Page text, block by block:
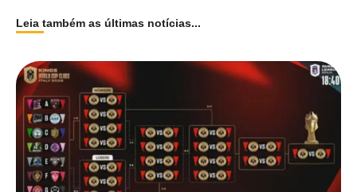
Leia também as últimas notícias...